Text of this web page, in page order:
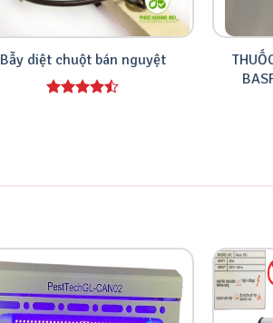
Bẫy diệt chuột bán nguyệt